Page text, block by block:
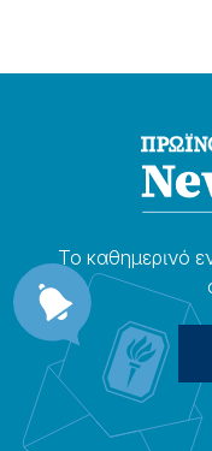
Το καθημερɩνό